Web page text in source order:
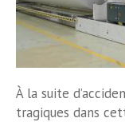
À la suite
tragiques dans